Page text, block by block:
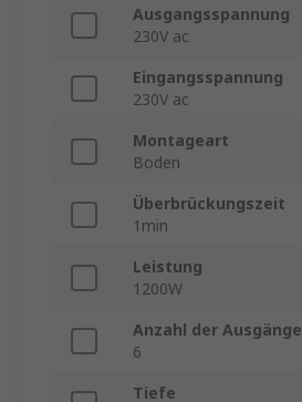
Ausgangsspannung
230V ac
Eingangsspannung
230V ac
Montageart
Boden
Überbrückungszeit
1min
Leistung
1200W
Anzahl der Ausgänge
6
Tiefe